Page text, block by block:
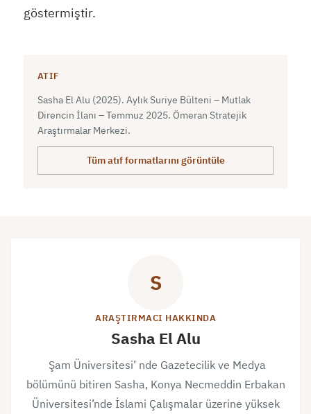
göstermiştir.
ATIF
Sasha El Alu (2025). Aylık Suriye Bülteni – Mutlak
Direncin İlanı – Temmuz 2025. Ömeran Stratejik
Araştırmalar Merkezi.
Tüm atıf formatlarını görüntüle
S
ARAŞTIRMACI HAKKINDA
Sasha El Alu
Şam Üniversitesi’ nde Gazetecilik ve Medya
bölümünü bitiren Sasha, Konya Necmeddin Erbakan
Üniversitesi’nde İslami Çalışmalar üzerine yüksek